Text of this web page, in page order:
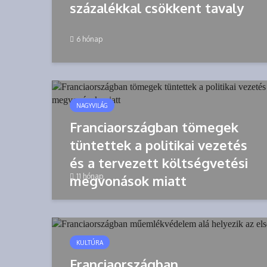
százalékkal csökkent tavaly
6 hónap
NAGYVILÁG
Franciaországban tömegek
tüntettek a politikai vezetés
és a tervezett költségvetési
megvonások miatt
11 hónap
KULTÚRA